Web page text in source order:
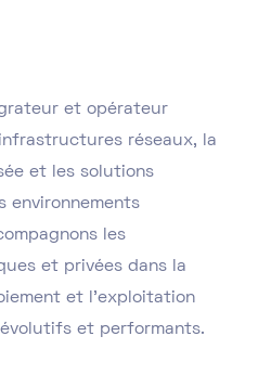
et opérateur
réseaux, la
et les solutions
environnements
les
et privées dans la
et l’exploitation
et performants.